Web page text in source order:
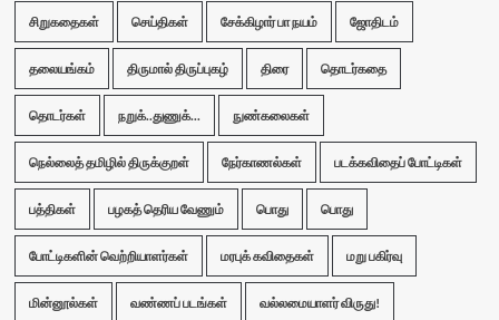
சிறுகதைகள் செய்திகள் சேக்கிழார் பா நயம் ஜோதிடம்
தலையங்கம் திருமால் திருப்புகழ் திரை தொடர்கதை
தொடர்கள் நறுக்..துணுக்... நுண்கலைகள்
நெல்லைத் தமிழில் திருக்குறள் நேர்காணல்கள் படக்கவிதைப் போட்டிகள்
பத்திகள் பழகத் தெரிய வேணும் பொது பொது
போட்டிகளின் வெற்றியாளர்கள் மரபுக் கவிதைகள் மறு பகிர்வு
மின்னூல்கள் வண்ணப் படங்கள் வல்லமையாளர் விருது!